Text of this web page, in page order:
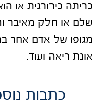
כריתה כירורגית או
שלם או חלק מאיבר
מגופו של אדם אחר
אונת ריאה ועוד.
כתבות